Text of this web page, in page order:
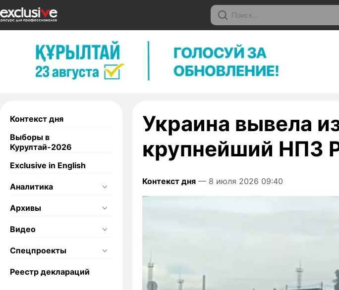
Контекст дня
Выборы в
Курултай-2026
Exclusive in English
Аналитика
Архивы
Видео
Спецпроекты
Реестр деклараций
Украина вывела
крупнейший НПЗ
Контекст дня — 8 июля 2026 09:40